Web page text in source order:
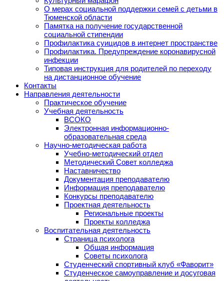
О мерах социальной поддержки семей с детьми в
Тюменской области
Памятка на получение государственной
социальной стипендии
Профилактика суицидов в интернет пространстве
Профилактика. Предупреждение коронавирусной
инфекции
Типовая инструкция для родителей по переходу
на дистанционное обучение
Контакты
Направления деятельности
Практическое обучение
Учебная деятельность
ВСОКО
Электронная информационно-
образовательная среда
Научно-методическая работа
Учебно-методический отдел
Методический Совет колледжа
Наставничество
Документация преподавателю
Информация преподавателю
Конкурсы преподавателю
Проектная деятельность
Региональные проекты
Проекты колледжа
Воспитательная деятельность
Страница психолога
Общая информация
Советы психолога
Студенческий спортивный клуб «Фаворит»
Студенческое самоуправление и досуговая